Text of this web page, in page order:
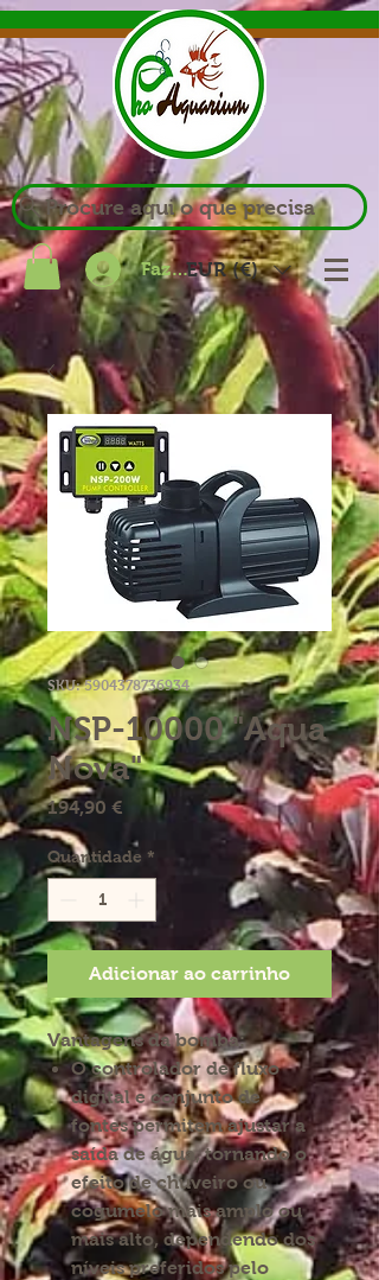
Procure aqui o que precisa
Fazer login
EUR (€)
SKU: 5904378736934
NSP-10000 "Aqua
Nova"
194,90 € Preço
Quantidade *
Adicionar ao carrinho
Vantagens da bomba:
O controlador de fluxo
digital e conjunto de
fontes permitem ajustar a
saída de água, tornando o
efeito de chuveiro ou
cogumelo mais amplo ou
mais alto, dependendo dos
níveis preferidos pelo